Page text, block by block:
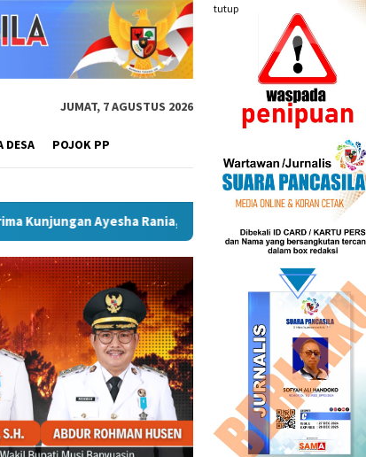
tutup
JUMAT, 7 AGUSTUS 2026
DESA POJOK PP
Segudang Prestasi Optimalkan PAD,